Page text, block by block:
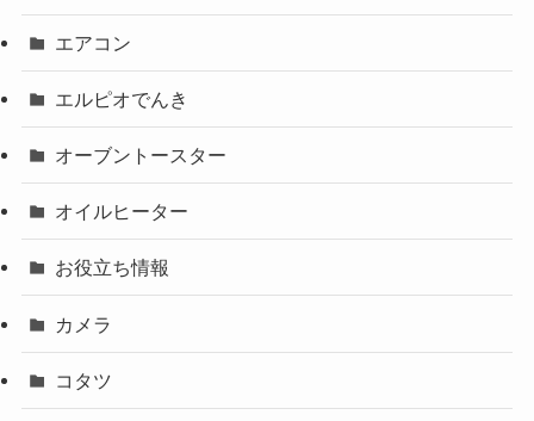
エアコン
エルピオでんき
オーブントースター
オイルヒーター
お役立ち情報
カメラ
コタツ